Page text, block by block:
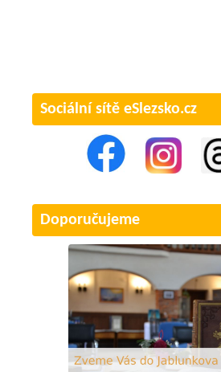
Sociální sítě eSlezsko.cz
Doporučujeme